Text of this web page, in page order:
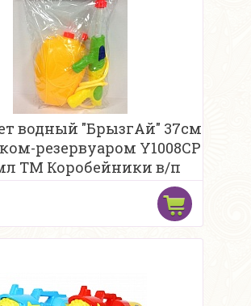
водный "БрызгАй" 37см
резервуаром Y1008CP
ТМ Коробейники в/п